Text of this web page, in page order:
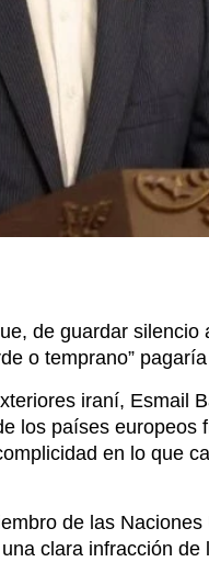
de guardar
o temprano”
iraní, Esmail
los países europeos
en lo que
de las
clara infracción de